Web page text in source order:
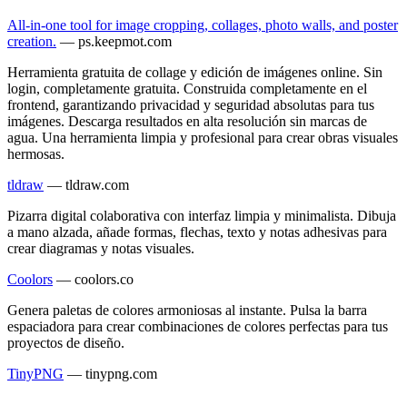
All-in-one tool for image cropping, collages, photo walls, and poster
creation. — ps.keepmot.com
Herramienta gratuita de collage y edición de imágenes online. Sin
login, completamente gratuita. Construida completamente en el
frontend, garantizando privacidad y seguridad absolutas para tus
imágenes. Descarga resultados en alta resolución sin marcas de
agua. Una herramienta limpia y profesional para crear obras visuales
hermosas.
tldraw — tldraw.com
Pizarra digital colaborativa con interfaz limpia y minimalista. Dibuja
a mano alzada, añade formas, flechas, texto y notas adhesivas para
crear diagramas y notas visuales.
Coolors — coolors.co
Genera paletas de colores armoniosas al instante. Pulsa la barra
espaciadora para crear combinaciones de colores perfectas para tus
proyectos de diseño.
TinyPNG — tinypng.com